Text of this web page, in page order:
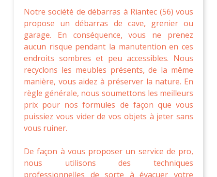
Notre société de débarras à Riantec (56) vous
propose un débarras de cave, grenier ou
garage. En conséquence, vous ne prenez
aucun risque pendant la manutention en ces
endroits sombres et peu accessibles. Nous
recyclons les meubles présents, de la même
manière, vous aidez à préserver la nature. En
règle générale, nous soumettons les meilleurs
prix pour nos formules de façon que vous
puissiez vous vider de vos objets à jeter sans
vous ruiner.
De façon à vous proposer un service de pro,
nous utilisons des techniques
professionnelles de sorte à évacuer votre